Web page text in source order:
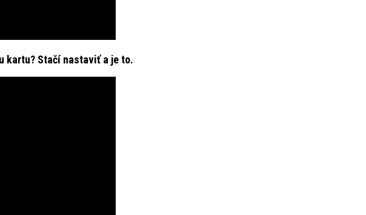
kartu? Stačí nastaviť a je to.